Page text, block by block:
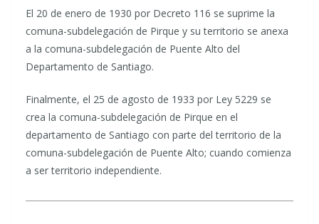
El 20 de enero de 1930 por Decreto 116 se suprime la
comuna-subdelegación de Pirque y su territorio se anexa
a la comuna-subdelegación de Puente Alto del
Departamento de Santiago.
Finalmente, el 25 de agosto de 1933 por Ley 5229 se
crea la comuna-subdelegación de Pirque en el
departamento de Santiago con parte del territorio de la
comuna-subdelegación de Puente Alto; cuando comienza
a ser territorio independiente.